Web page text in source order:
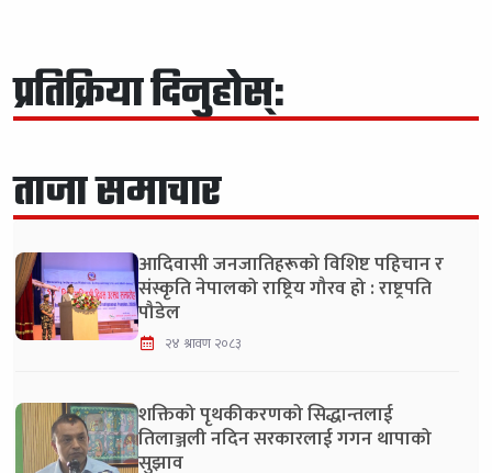
प्रतिक्रिया दिनुहोस्:
ताजा समाचार
आदिवासी जनजातिहरूको विशिष्ट पहिचान र
संस्कृति नेपालको राष्ट्रिय गौरव हो : राष्ट्रपति
पौडेल
२४ श्रावण २०८३
शक्तिको पृथकीकरणको सिद्धान्तलाई
तिलाञ्जली नदिन सरकारलाई गगन थापाको
सुझाव